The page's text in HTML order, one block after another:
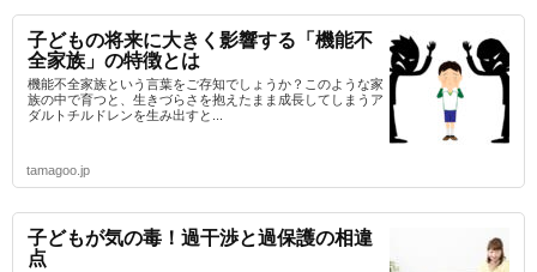
子どもの将来に大きく影響する「機能不
全家族」の特徴とは
機能不全家族という言葉をご存知でしょうか？このような家
族の中で育つと、生きづらさを抱えたまま成長してしまうア
ダルトチルドレンを生み出すと...
tamagoo.jp
子どもが気の毒！過干渉と過保護の相違
点